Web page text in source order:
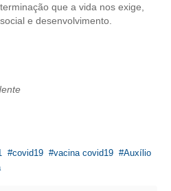
que a vida nos exige,
e desenvolvimento.
covid19 vacina covid19
Auxílio